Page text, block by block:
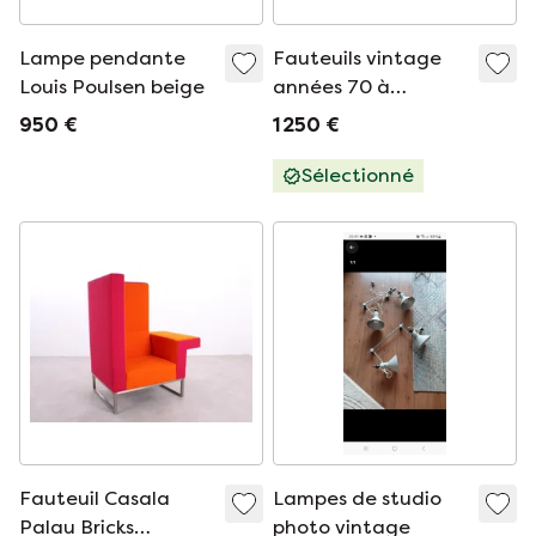
Lampe pendante
Louis Poulsen beige
950 €
Fauteuils vintage
années 70 à
structure tubulaire
1 250 €
Sélectionné
Fauteuil Casala
Palau Bricks
Lampes de studio
photo vintage